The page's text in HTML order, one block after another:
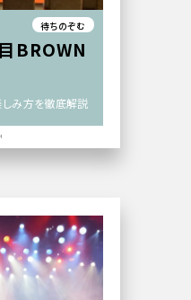
待ちのぞむ
BROWN
しみ方を徹底解説